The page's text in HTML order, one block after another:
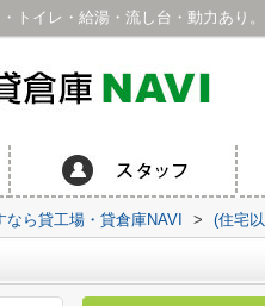
ら貸工場・貸倉庫NAVI > (住宅